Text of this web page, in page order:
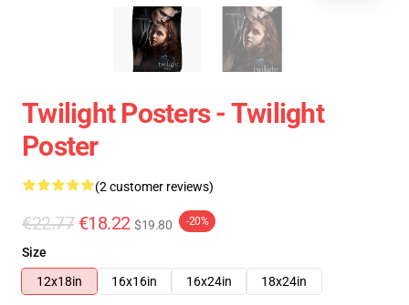
Twilight Posters - Twilight
Poster
(2 customer reviews)
€22.77 €18.22 $19.80 -20%
Size
12x18in
16x16in 16x24in 18x24in